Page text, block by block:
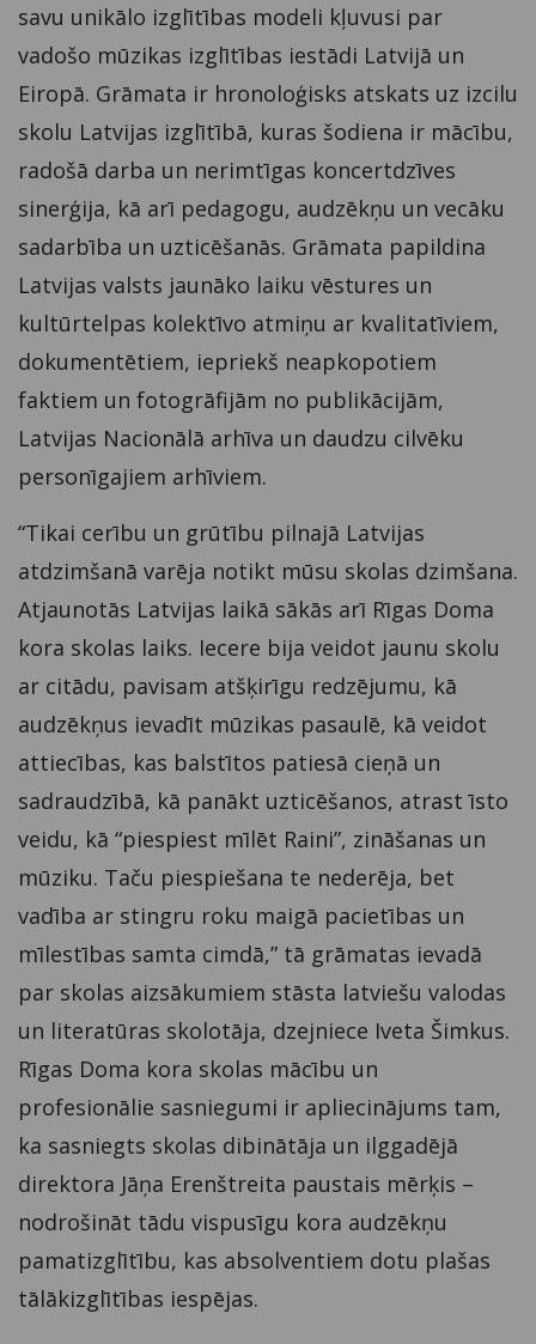
savu unikālo izglītības modeli kļuvusi par
vadošo mūzikas izglītības iestādi Latvijā un
Eiropā. Grāmata ir hronoloģisks atskats uz izcilu
skolu Latvijas izglītībā, kuras šodiena ir mācību,
radošā darba un nerimtīgas koncertdzīves
sinerģija, kā arī pedagogu, audzēkņu un vecāku
sadarbība un uzticēšanās. Grāmata papildina
Latvijas valsts jaunāko laiku vēstures un
kultūrtelpas kolektīvo atmiņu ar kvalitatīviem,
dokumentētiem, iepriekš neapkopotiem
faktiem un fotogrāfijām no publikācijām,
Latvijas Nacionālā arhīva un daudzu cilvēku
personīgajiem arhīviem.
“Tikai cerību un grūtību pilnajā Latvijas
atdzimšanā varēja notikt mūsu skolas dzimšana.
Atjaunotās Latvijas laikā sākās arī Rīgas Doma
kora skolas laiks. Iecere bija veidot jaunu skolu
ar citādu, pavisam atšķirīgu redzējumu, kā
audzēkņus ievadīt mūzikas pasaulē, kā veidot
attiecības, kas balstītos patiesā cieņā un
sadraudzībā, kā panākt uzticēšanos, atrast īsto
veidu, kā “piespiest mīlēt Raini”, zināšanas un
mūziku. Taču piespiešana te nederēja, bet
vadība ar stingru roku maigā pacietības un
mīlestības samta cimdā,” tā grāmatas ievadā
par skolas aizsākumiem stāsta latviešu valodas
un literatūras skolotāja, dzejniece Iveta Šimkus.
Rīgas Doma kora skolas mācību un
profesionālie sasniegumi ir apliecinājums tam,
ka sasniegts skolas dibinātāja un ilggadējā
direktora Jāņa Erenštreita paustais mērķis –
nodrošināt tādu vispusīgu kora audzēkņu
pamatizglītību, kas absolventiem dotu plašas
tālākizglītības iespējas.